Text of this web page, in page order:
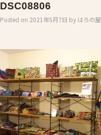
DSC08806
Posted on 2021年5月7日 by はろの屋